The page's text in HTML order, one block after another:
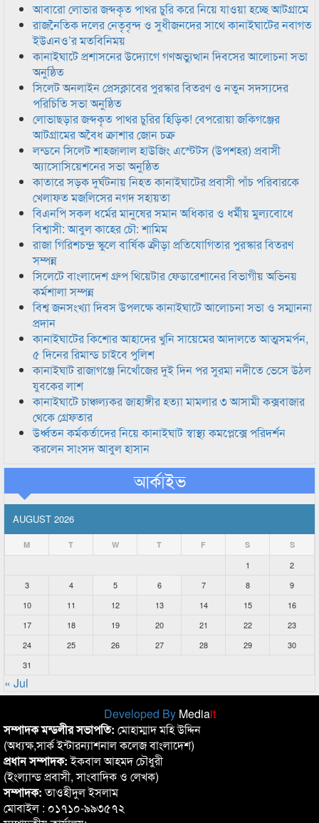
আবারো লোভার জব্দকৃত পাথর চুরি করে নিয়ে যাওয়া হচ্ছে আটগ্রামে
রাজনৈতিক দলের নেতৃবৃন্দ ও সুধীজনদের সাথে কানাইঘাটের নবাগত
ইউএনও’র মতবিনিময়
কানাইঘাটে প্রশাসনের উদ্যোগে গণঅভ্যুত্থান দিবসের আলোচনা সভা
অনুষ্ঠিত
সিলেট অনলাইন প্রেসক্লাবের পুরস্কার বিতরণ ও নতুন সদস্যদের
পরিচিতি সভা অনুষ্ঠিত
লোভাছড়ার জব্দকৃত পাথর চুরির হিড়িক! বেপরোয়া জকিগঞ্জের
আটগ্রামের অবৈধ ক্রাশার জোন চক্র
লন্ডনে সিলেট শাহজালাল হাউজিং এস্টেটস (উপশহর) প্রবাসী
অ্যাসোসিয়েশনের সভা অনুষ্ঠিত
কাতারে সড়ক দুর্ঘটনায় নিহত কানাইঘাটের প্রবাসী পাঁচ পরিবারকে
খেলাফত মজলিসের নগদ সহায়তা
বিএনপি সকল ধর্মের মানুষের সমান অধিকার ও ধর্মীয় মুল্যবোধে
বিশ্বাসী: আবুল কাহের চৌ: শামিম
রাজা গিরিশচন্দ্র স্কুলে বার্ষিক ক্রীড়া প্রতিযোগিতার পুরস্কার বিতরণ
সম্পন্ন
সিলেটে বাংলাদেশ গ্রুপ থিয়েটার ফেডারেশানের বিভাগীয় অভিনয়
কর্মশালা সম্পন্ন
বিশ্ব জনসংখ্যা দিবস উপলক্ষে কানাইঘাটে আলোচনা সভা ও সম্মাননা
প্রদান
কানাইঘাটের কিশোর আহাদের খুনি সায়েমের আদালতে আত্মসমর্পন,
৫ দিনের রিমান্ড চাইবে পুলিশ
কানাইঘাট রাজাগঞ্জে নিখোঁজের দুই দিন পর সুরমা নদীতে ভেসে উঠল
যুবকের লাশ
কানাইঘাটে চাঞ্চল্যকর জাহাঙ্গীর হত্যা মামলার ৩ আসামী কক্সবাজার
থেকে গ্রেফতার
উর্ধ্বতন কর্মকর্তাদের নিয়ে কানাইঘাট স্বাস্থ্য কমপ্লেক্সে পরিদর্শন
করলেন সাংসদ আবুল হাসান
আর্কাইভ
AUGUST 2026
M T W T F S S
1
2
3
4 5 6 7 8
9
10
11 12 13 14 15
16
17
18 19 20 21 22
23
24
25 26 27 28 29
30
31
« Jul
Developed By Mediait
সম্পাদক মন্ডলীর সভাপতি: মোহাম্মাদ মহি উদ্দিন
(অধ্যক্ষ,সার্ক ইন্টারন্যাশনাল কলেজ বাংলাদেশ)
প্রধান সম্পাদক:ইকবাল আহমদ চৌধুরী
(ইংল্যান্ড প্রবাসী, সাংবাদিক ও লেখক)
সম্পাদক:তাওহীদুল ইসলাম
মোবাইল : ০১৭১০-৯৯৩৫৭২